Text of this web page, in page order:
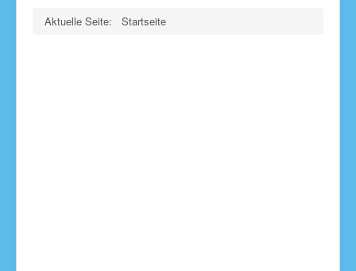
Aktuelle Seite: Startseite